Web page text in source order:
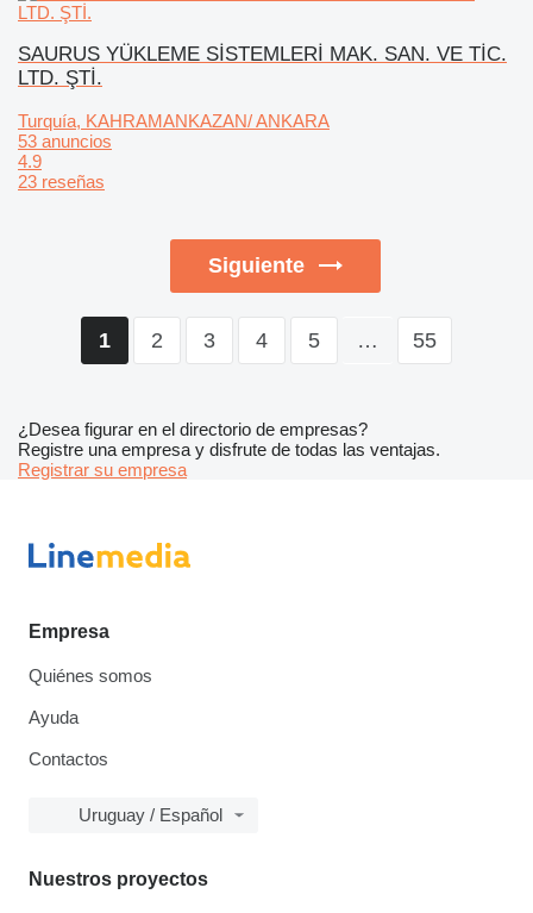
SAURUS YÜKLEME SİSTEMLERİ MAK. SAN. VE TİC.
LTD. ŞTİ.
Turquía, KAHRAMANKAZAN/ ANKARA
53 anuncios
4.9
23 reseñas
Siguiente
1 2 3 4 5 … 55
¿Desea figurar en el directorio de empresas?
Registre una empresa y disfrute de todas las ventajas.
Registrar su empresa
Empresa
Quiénes somos
Ayuda
Contactos
Uruguay / Español
Nuestros proyectos